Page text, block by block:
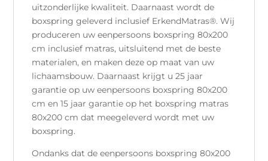
uitzonderlijke kwaliteit. Daarnaast wordt de
boxspring geleverd inclusief ErkendMatras®. Wij
produceren uw eenpersoons boxspring 80x200
cm inclusief matras, uitsluitend met de beste
materialen, en maken deze op maat van uw
lichaamsbouw. Daarnaast krijgt u 25 jaar
garantie op uw eenpersoons boxspring 80x200
cm en 15 jaar garantie op het boxspring matras
80x200 cm dat meegeleverd wordt met uw
boxspring.
Ondanks dat de eenpersoons boxspring 80x200